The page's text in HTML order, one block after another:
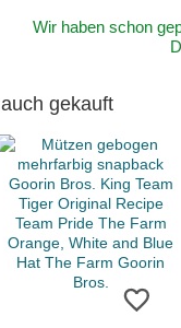
Wir haben schon
gekauft